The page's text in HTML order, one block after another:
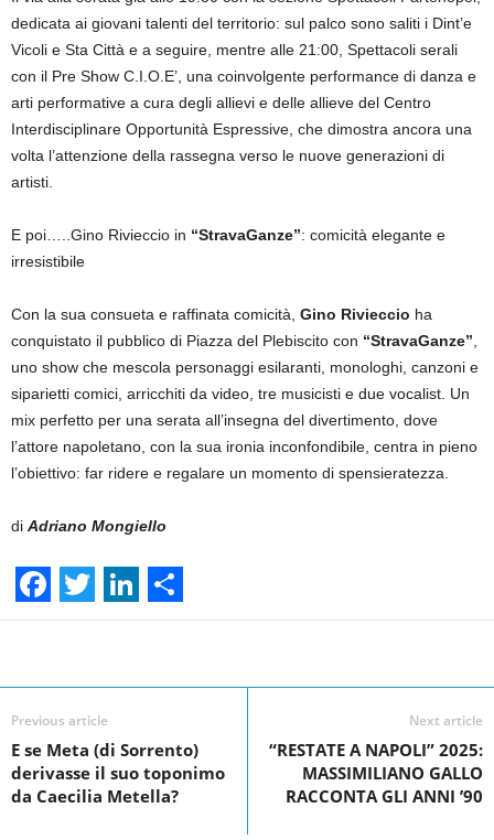
dedicata ai giovani talenti del territorio: sul palco sono saliti i Dint’e
Vicoli e Sta Città e a seguire, mentre alle 21:00, Spettacoli serali
con il Pre Show C.I.O.E’, una coinvolgente performance di danza e
arti performative a cura degli allievi e delle allieve del Centro
Interdisciplinare Opportunità Espressive, che dimostra ancora una
volta l’attenzione della rassegna verso le nuove generazioni di
artisti.
E poi…..Gino Rivieccio in “StravaGanze”: comicità elegante e
irresistibile
Con la sua consueta e raffinata comicità, Gino Rivieccio ha
conquistato il pubblico di Piazza del Plebiscito con “StravaGanze”
uno show che mescola personaggi esilaranti, monologhi, canzoni e
siparietti comici, arricchiti da video, tre musicisti e due vocalist. Un
mix perfetto per una serata all’insegna del divertimento, dove
l’attore napoletano, con la sua ironia inconfondibile, centra in pieno
l’obiettivo: far ridere e regalare un momento di spensieratezza.
di Adriano Mongiello
F
c
e
b
o
T
i
t
t
e
L
n
k
e
d
S
a
e
Previous article
E se Meta (di Sorrento)
derivasse il suo toponimo
da Caecilia Metella?
Next article
“RESTATE A NAPOLI” 2025:
MASSIMILIANO GALLO
RACCONTA GLI ANNI ’90